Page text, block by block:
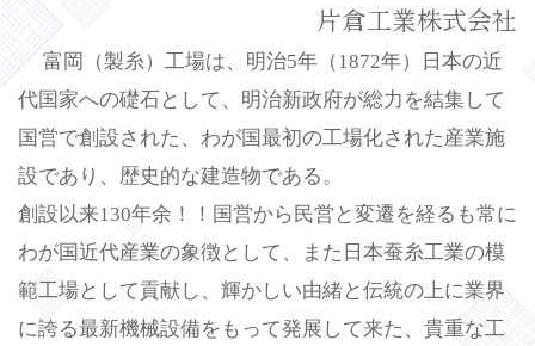
片倉工業株式会社
富岡（製糸）工場は、明治5年（1872年）日本の近
代国家への礎石として、明治新政府が総力を結集して
国営で創設された、わが国最初の工場化された産業施
設であり、歴史的な建造物である。
創設以来130年余！！国営から民営と変遷を経るも常に
わが国近代産業の象徴として、また日本蚕糸工業の模
範工場として貢献し、輝かしい由緒と伝統の上に業界
に誇る最新機械設備をもって発展して来た、貴重な工